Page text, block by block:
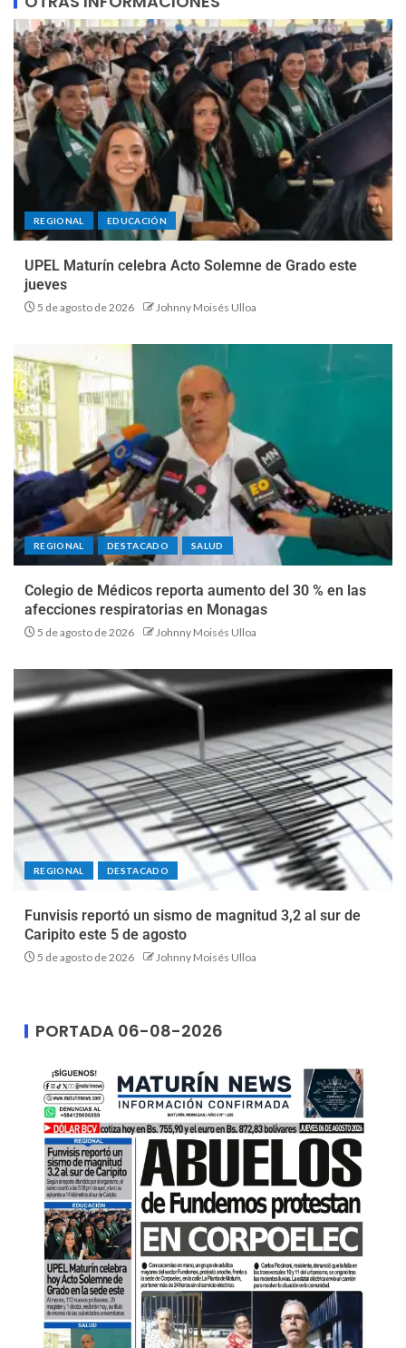
REGIONAL EDUCACIÓN
UPEL Maturín celebra Acto Solemne de Grado este
jueves
5 de agosto de 2026 Johnny Moisés Ulloa
REGIONAL DESTACADO SALUD
Colegio de Médicos reporta aumento del 30 % en las
afecciones respiratorias en Monagas
5 de agosto de 2026 Johnny Moisés Ulloa
REGIONAL DESTACADO
Funvisis reportó un sismo de magnitud 3,2 al sur de
Caripito este 5 de agosto
5 de agosto de 2026 Johnny Moisés Ulloa
PORTADA 06-08-2026